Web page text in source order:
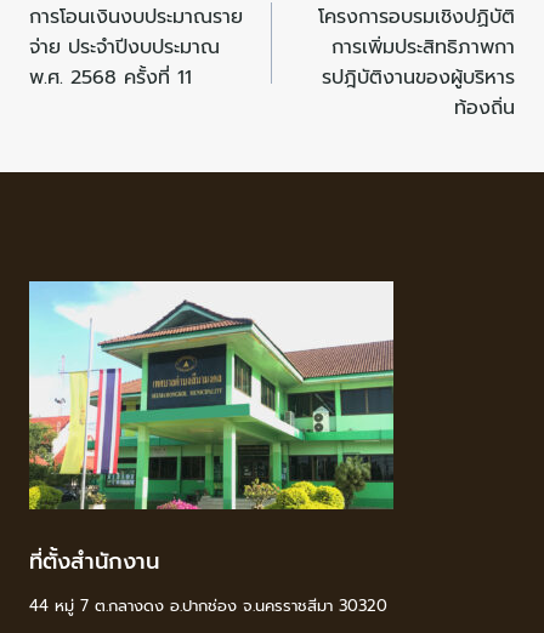
การโอนเงินงบประมาณราย
จ่าย ประจำปีงบประมาณ
พ.ศ. 2568 ครั้งที่ 11
โครงการอบรมเชิงปฏิบัติ
การเพิ่มประสิทธิภาพกา
รปฎิบัติงานของผู้บริหาร
ท้องถิ่น
ที่ตั้งสำนักงาน
44 หมู่ 7 ต.กลางดง อ.ปากช่อง จ.นครราชสีมา 30320